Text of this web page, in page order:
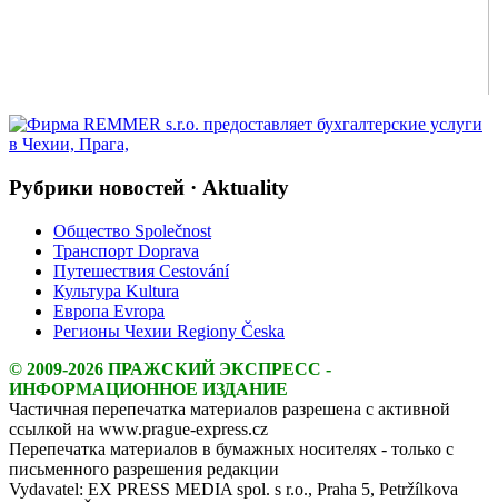
Рубрики новостей · Aktuality
Общество Společnost
Транспорт Doprava
Путешествия Cestování
Культура Kultura
Европа Evropa
Регионы Чехии Regiony Česka
© 2009-2026 ПРАЖСКИЙ ЭКСПРЕСС -
ИНФОРМАЦИОННОЕ ИЗДАНИЕ
Частичная перепечатка материалов разрешена с активной
ссылкой на www.prague-express.cz
Перепечатка материалов в бумажных носителях - только с
письменного разрешения редакции
Vydavatel: EX PRESS MEDIA spol. s r.o., Praha 5, Petržílkova